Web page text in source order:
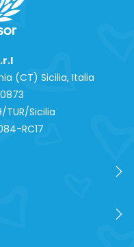
(CT) Sicilia, Italia
TUR/Sicilia
RC17